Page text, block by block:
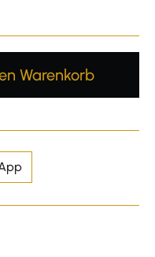
Gib den
Warenkorb